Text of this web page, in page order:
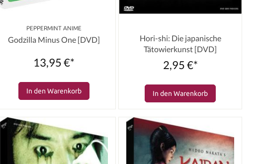
PEPPERMINT ANIME
Godzilla Minus One [DVD]
13,95 €*
In den Warenkorb
Hori-shi: Die japanische
Tätowierkunst [DVD]
2,95 €*
In den Warenkorb